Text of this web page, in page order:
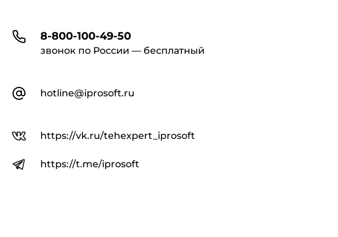
8-800-100-49-50
звонок по России — бесплатный
hotline@iprosoft.ru
https://vk.ru/tehexpert_iprosoft
https://t.me/iprosoft